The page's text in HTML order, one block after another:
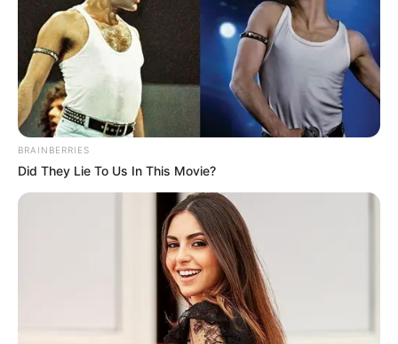
Ακολουθήστε το evianews.com στοGoogle
News
ΤΑ ΠΙΟ ΔΗΜΟΦΙΛΗ
BRAINBERRIES
Did They Lie To Us In This Movie?